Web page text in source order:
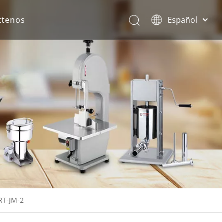
Español
English
JM-2